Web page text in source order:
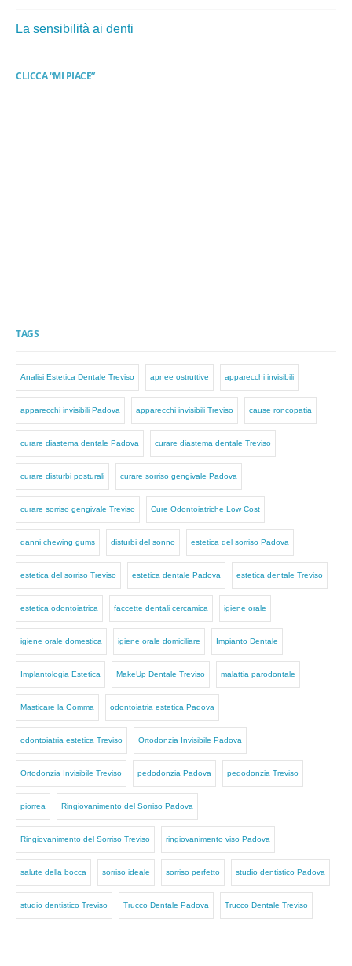
La sensibilità ai denti
CLICCA “MI PIACE”
TAGS
Analisi Estetica Dentale Treviso apnee ostruttive apparecchi invisibili
apparecchi invisibili Padova apparecchi invisibili Treviso cause roncopatia
curare diastema dentale Padova curare diastema dentale Treviso
curare disturbi posturali curare sorriso gengivale Padova
curare sorriso gengivale Treviso Cure Odontoiatriche Low Cost
danni chewing gums disturbi del sonno estetica del sorriso Padova
estetica del sorriso Treviso estetica dentale Padova estetica dentale Treviso
estetica odontoiatrica faccette dentali cercamica igiene orale
igiene orale domestica igiene orale domiciliare Impianto Dentale
Implantologia Estetica MakeUp Dentale Treviso malattia parodontale
Masticare la Gomma odontoiatria estetica Padova
odontoiatria estetica Treviso Ortodonzia Invisibile Padova
Ortodonzia Invisibile Treviso pedodonzia Padova pedodonzia Treviso
piorrea Ringiovanimento del Sorriso Padova
Ringiovanimento del Sorriso Treviso ringiovanimento viso Padova
salute della bocca sorriso ideale sorriso perfetto studio dentistico Padova
studio dentistico Treviso Trucco Dentale Padova Trucco Dentale Treviso